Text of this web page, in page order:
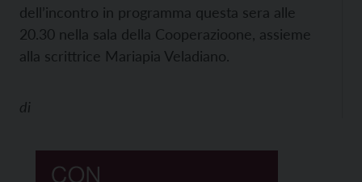
dell’incontro in programma questa sera alle
20.30 nella sala della Cooperazioone, assieme
alla scrittrice Mariapia Veladiano.
di